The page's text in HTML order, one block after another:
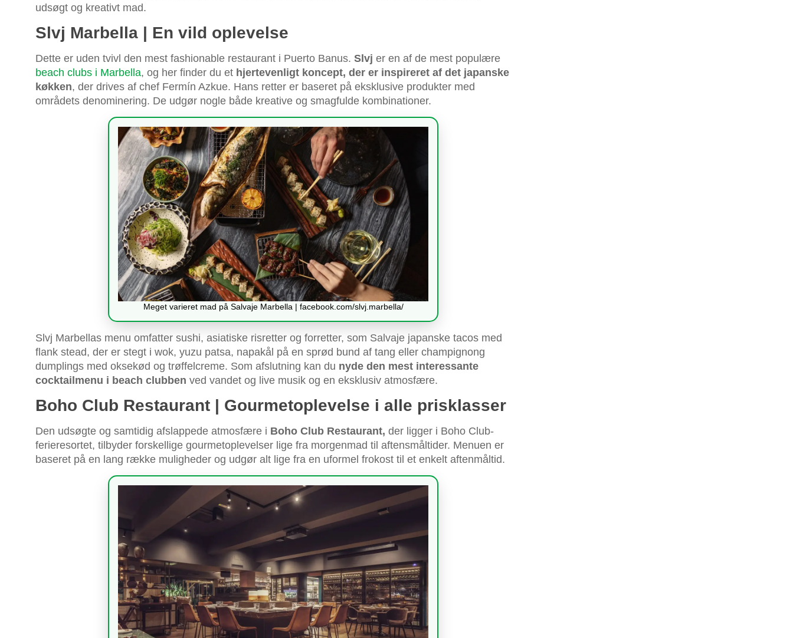
udsøgt og kreativt mad.
Slvj Marbella | En vild oplevelse
Dette er uden tvivl den mest fashionable restaurant i Puerto Banus. Slvj er en af de mest populære
beach clubs i Marbella, og her finder du et hjertevenligt koncept, der er inspireret af det japanske
køkken, der drives af chef Fermín Azkue. Hans retter er baseret på eksklusive produkter med
områdets denominering. De udgør nogle både kreative og smagfulde kombinationer.
Meget varieret mad på Salvaje Marbella | facebook.com/slvj.marbella/
Slvj Marbellas menu omfatter sushi, asiatiske risretter og forretter, som Salvaje japanske tacos med
flank stead, der er stegt i wok, yuzu patsa, napakål på en sprød bund af tang eller champignong
dumplings med oksekød og trøffelcreme. Som afslutning kan du nyde den mest interessante
cocktailmenu i beach clubben ved vandet og live musik og en eksklusiv atmosfære.
Boho Club Restaurant | Gourmetoplevelse i alle prisklasser
Den udsøgte og samtidig afslappede atmosfære i Boho Club Restaurant, der ligger i Boho Club-
ferieresortet, tilbyder forskellige gourmetoplevelser lige fra morgenmad til aftensmåltider. Menuen er
baseret på en lang række muligheder og udgør alt lige fra en uformel frokost til et enkelt aftenmåltid.